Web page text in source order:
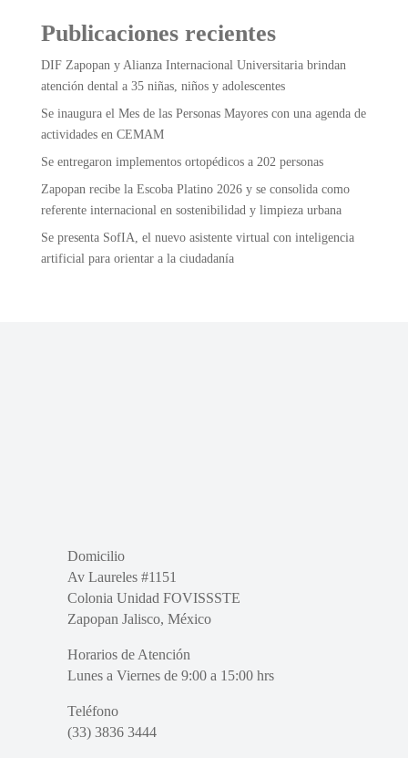
Publicaciones recientes
DIF Zapopan y Alianza Internacional Universitaria brindan
atención dental a 35 niñas, niños y adolescentes
Se inaugura el Mes de las Personas Mayores con una agenda de
actividades en CEMAM
Se entregaron implementos ortopédicos a 202 personas
Zapopan recibe la Escoba Platino 2026 y se consolida como
referente internacional en sostenibilidad y limpieza urbana
Se presenta SofIA, el nuevo asistente virtual con inteligencia
artificial para orientar a la ciudadanía
Domicilio
Av Laureles #1151
Colonia Unidad FOVISSSTE
Zapopan Jalisco, México
Horarios de Atención
Lunes a Viernes de 9:00 a 15:00 hrs
Teléfono
(33) 3836 3444